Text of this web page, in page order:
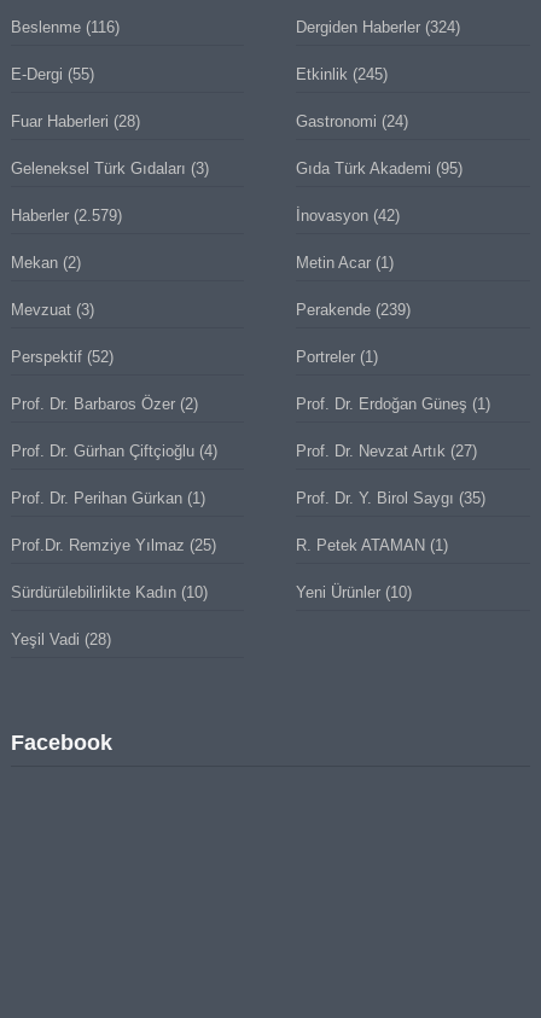
Beslenme(116) Dergiden Haberler (324)
E-Dergi (55) Etkinlik (245)
Fuar Haberleri (28) Gastronomi (24)
Geleneksel Türk Gıdaları (3) Gıda Türk Akademi (95)
Haberler(2.579) İnovasyon (42)
Mekan(2) Metin Acar (1)
Mevzuat(3) Perakende (239)
Perspektif(52) Portreler (1)
Prof. Dr. Barbaros Özer(2) Prof. Dr. Erdoğan Güneş (1)
Prof. Dr. Gürhan Çiftçioğlu(4) Prof. Dr. Nevzat Artık (27)
Prof. Dr. Perihan Gürkan(1) Prof. Dr. Y. Birol Saygı (35)
Prof.Dr. Remziye Yılmaz (25) R. Petek ATAMAN (1)
Sürdürülebilirlikte Kadın(10) Yeni Ürünler (10)
Yeşil Vadi (28)
Facebook